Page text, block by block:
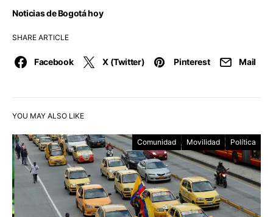
Noticias de Bogotá hoy
SHARE ARTICLE
Facebook X (Twitter) Pinterest Mail
YOU MAY ALSO LIKE
Comunidad Movilidad Política